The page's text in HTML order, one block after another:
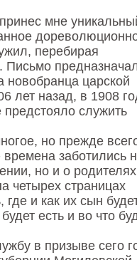
мне
перебирая
Письмо
новобранца царской
лет назад, в 1908
предстояло служить
но прежде
времена заботились
но и о родителях
четырех страницах
где и как их сын
есть и во что
в призыве сего